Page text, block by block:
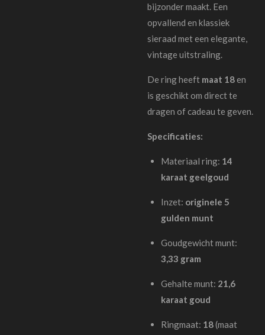
bijzonder maakt. Een
opvallend en klassiek
sieraad met een elegante,
vintage uitstraling.
De ring heeft maat 18en
is geschikt om direct te
dragen of cadeau te geven.
Specificaties:
Materiaal ring: 14
karaat geelgoud
Inzet: originele 5
gulden munt
Goudgewicht munt:
3,33 gram
Gehalte munt: 21,6
karaat goud
Ringmaat: 18(maat